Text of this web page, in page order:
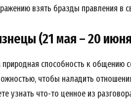
взять бразды правления в
(21 мая – 20
способность к общению
чтобы наладить
узнать что-то ценное из